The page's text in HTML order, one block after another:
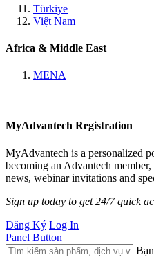
Türkiye
Việt Nam
Africa & Middle East
MENA
MyAdvantech Registration
MyAdvantech is a personalized
becoming an Advantech
news, webinar invitations and
Sign up today to get 24/7 quick
Đăng Ký Log In
Panel Button